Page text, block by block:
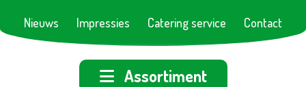
Nieuws Impressies Catering service Contact
Assortiment